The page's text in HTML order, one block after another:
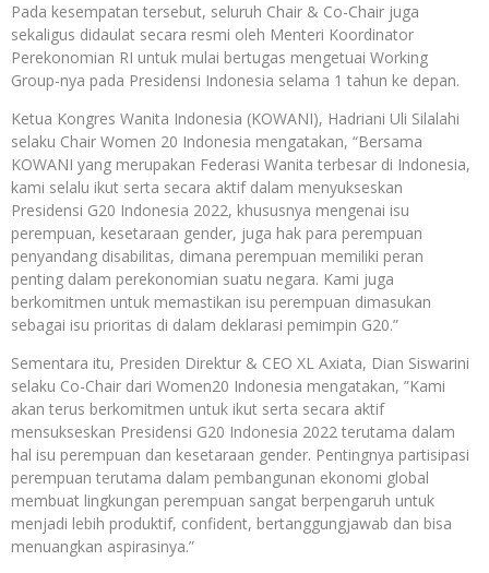
Pada kesempatan tersebut, seluruh Chair & Co-Chair juga
sekaligus didaulat secara resmi oleh Menteri Koordinator
Perekonomian RI untuk mulai bertugas mengetuai Working
Group-nya pada Presidensi Indonesia selama 1 tahun ke depan.
Ketua Kongres Wanita Indonesia (KOWANI), Hadriani Uli Silalahi
selaku Chair Women 20 Indonesia mengatakan, “Bersama
KOWANI yang merupakan Federasi Wanita terbesar di Indonesia,
kami selalu ikut serta secara aktif dalam menyukseskan
Presidensi G20 Indonesia 2022, khususnya mengenai isu
perempuan, kesetaraan gender, juga hak para perempuan
penyandang disabilitas, dimana perempuan memiliki peran
penting dalam perekonomian suatu negara. Kami juga
berkomitmen untuk memastikan isu perempuan dimasukan
sebagai isu prioritas di dalam deklarasi pemimpin G20.”
Sementara itu, Presiden Direktur & CEO XL Axiata, Dian Siswarini
selaku Co-Chair dari Women20 Indonesia mengatakan, ”Kami
akan terus berkomitmen untuk ikut serta secara aktif
mensukseskan Presidensi G20 Indonesia 2022 terutama dalam
hal isu perempuan dan kesetaraan gender. Pentingnya partisipasi
perempuan terutama dalam pembangunan ekonomi global
membuat lingkungan perempuan sangat berpengaruh untuk
menjadi lebih produktif, confident, bertanggungjawab dan bisa
menuangkan aspirasinya.”